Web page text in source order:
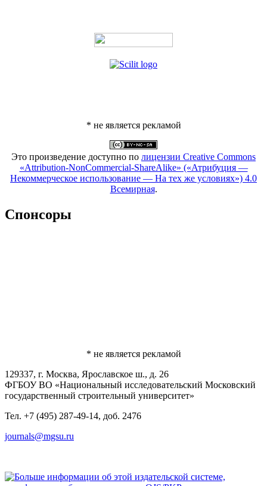
* не является рекламой
Это произведение доступно по лицензии Creative Commons
«Attribution-NonCommercial-ShareAlike» («Атрибуция —
Некоммерческое использование — На тех же условиях») 4.0
Всемирная.
Спонсоры
* не является рекламой
129337, г. Москва, Ярославское ш., д. 26
ФГБОУ ВО «Национальный исследовательский Московский
государственный строительный университет»
Тел. +7 (495) 287-49-14, доб. 2476
journals@mgsu.ru